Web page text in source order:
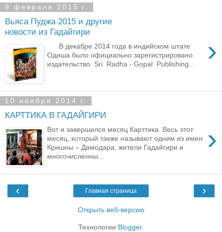
9 февраля 2015 г.
Вьяса Пуджа 2015 и другие
новости из Гадайгири
›
В декабре 2014 года в индийском штате
Одиша было официально зарегистрировано
издательство Sri Radha - Gopal Publishing...
10 ноября 2014 г.
КАРТТИКА В ГАДАЙГИРИ
›
Вот и завершился месяц Карттика. Весь этот
месяц, который также называют одним из имен
Кришны – Дамодара, жители Гадайгири и
многочисленны...
‹ ›
Главная страница
Открыть веб-версию
Технологии Blogger.